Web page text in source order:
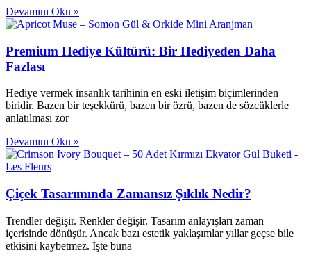
Devamını Oku »
Premium Hediye Kültürü: Bir Hediyeden Daha
Fazlası
Hediye vermek insanlık tarihinin en eski iletişim biçimlerinden
biridir. Bazen bir teşekkürü, bazen bir özrü, bazen de sözcüklerle
anlatılması zor
Devamını Oku »
Çiçek Tasarımında Zamansız Şıklık Nedir?
Trendler değişir. Renkler değişir. Tasarım anlayışları zaman
içerisinde dönüşür. Ancak bazı estetik yaklaşımlar yıllar geçse bile
etkisini kaybetmez. İşte buna